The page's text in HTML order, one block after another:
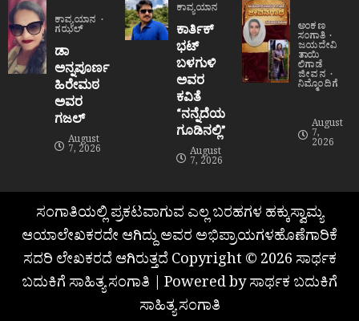
ಕಾವ್ಯಯಾನ
ಗಝಲ್
ಡಾ
ಅನ್ನಪೂರ್ಣ
ಹಿರೇಮಠ
ಅವರ
ಗಜಲ್
August
7, 2026
ಕಾವ್ಯಯಾನ
ಕಾರ್ತಿಕ್
ಭಟ್
ಬಳಗುಳಿ
ಅವರ
ಕವಿತೆ
“ನನ್ನೆದೆಯ
ಗೂಡಿನಲ್ಲಿ”
August
7, 2026
ಅಂಕಣ
ಸಂಗಾತಿ
ಜಯದೇವಿ
ತಾಯಿ
ಲಿಗಾಡೆ
ಜೀವನ
ನಿಮ್ಮೊಂದಿಗೆ
August
7,
2026
ಸಂಗಾತಿಯಲ್ಲಿ ಪ್ರಕಟವಾಗುವ ಎಲ್ಲ ಬರಹಗಳ ಹಕ್ಕುಸ್ವಾಮ್ಯ
ಆಯಾಲೇಖಕರದೇ ಆಗಿದ್ದು ಅವರ ಅಭಿಪ್ರಾಯಗಳಹೊಣೆಗಾರಿಕೆ
ಸದರಿ ಲೇಖಕರದೆ ಆಗಿರುತ್ತದೆ Copyright © 2026 ಸಾರ್ಥಕ
ಬದುಕಿಗೆ ಸಾಹಿತ್ಯ ಸಂಗಾತಿ | Powered by ಸಾರ್ಥಕ ಬದುಕಿಗೆ
ಸಾಹಿತ್ಯ ಸಂಗಾತಿ